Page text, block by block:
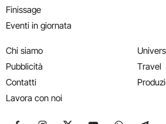
Finissage
Eventi in giornata
Chi siamo
Pubblicità
Contatti
Lavora con noi
Travel